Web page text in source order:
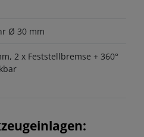
Ø 30 mm
2 x Feststellbremse + 360°